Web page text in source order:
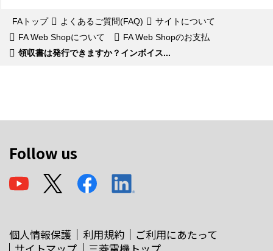
FAトップ よくあるご質問(FAQ)
サイトについて
FA Web Shopについて
FA Web Shopのお支払
領収書は発行できますか？インボイス...
Follow us
個人情報保護 利用規約
ご利用にあたって